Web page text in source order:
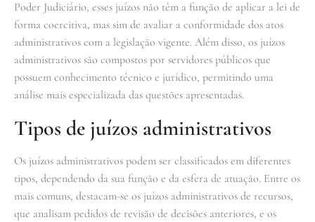
Poder Judiciário, esses juízos não têm a função de aplicar a lei de
forma coercitiva, mas sim de avaliar a conformidade dos atos
administrativos com a legislação vigente. Além disso, os juízos
administrativos são compostos por servidores públicos que
possuem conhecimento técnico e jurídico, permitindo uma
análise mais especializada das questões apresentadas.
Tipos de juízos administrativos
Os juízos administrativos podem ser classificados em diferentes
tipos, dependendo da sua função e da esfera de atuação. Entre os
mais comuns, destacam-se os juízos administrativos de recursos,
que analisam pedidos de revisão de decisões anteriores, e os